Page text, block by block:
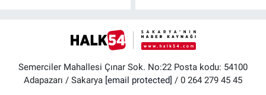
Semerciler Mahallesi Çınar Sok. No:22 Posta kodu: 54100
Adapazarı / Sakarya [email protected] / 0 264 279 45 45